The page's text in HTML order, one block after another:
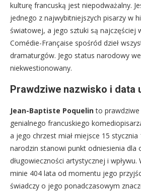
kulturę francuską jest niepodważalny.
jednego z najwybitniejszych pisarzy w
światowej, a jego sztuki są najczęściej
Comédie-Française spośród dzieł
dramaturgów. Jego status narodowy
niekwestionowany.
Prawdziwe nazwisko i data
Jean-Baptiste Poquelinto
genialnego francuskiego
a jego chrzest miał miejsce 15 stycznia
narodzin stanowi punkt odniesienia dla
długowieczności artystycznej i wpływu.
minie 404 lata od momentu jego
świadczy o jego ponadczasowym